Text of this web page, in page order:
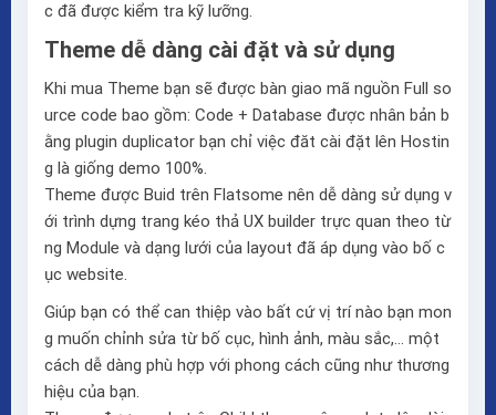
c đã được kiểm tra kỹ lưỡng.
Theme dễ dàng cài đặt và sử dụng
Khi mua Theme bạn sẽ được bàn giao mã nguồn Full so
urce code bao gồm: Code + Database được nhân bản b
ằng plugin duplicator bạn chỉ việc đăt cài đặt lên Hostin
g là giống demo 100%.
Theme được Buid trên Flatsome nên dễ dàng sử dụng v
ới trình dựng trang kéo thả UX builder trực quan theo từ
ng Module và dạng lưới của layout đã áp dụng vào bố c
ục website.
Giúp bạn có thể can thiệp vào bất cứ vị trí nào bạn mon
g muốn chỉnh sửa từ bố cục, hình ảnh, màu sắc,… một
cách dễ dàng phù hợp với phong cách cũng như thương
hiệu của bạn.